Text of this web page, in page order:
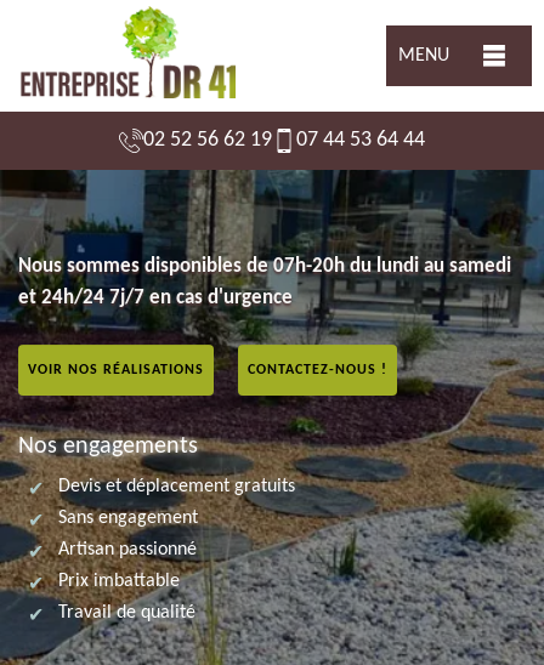
MENU
02 52 56 62 19 07 44 53 64 44
Nous sommes disponibles de 07h-20h du lundi au samedi
et 24h/24 7j/7 en cas d'urgence
VOIR NOS RÉALISATIONS CONTACTEZ-NOUS !
Nos engagements
Devis et déplacement gratuits
Sans engagement
Artisan passionné
Prix imbattable
Travail de qualité